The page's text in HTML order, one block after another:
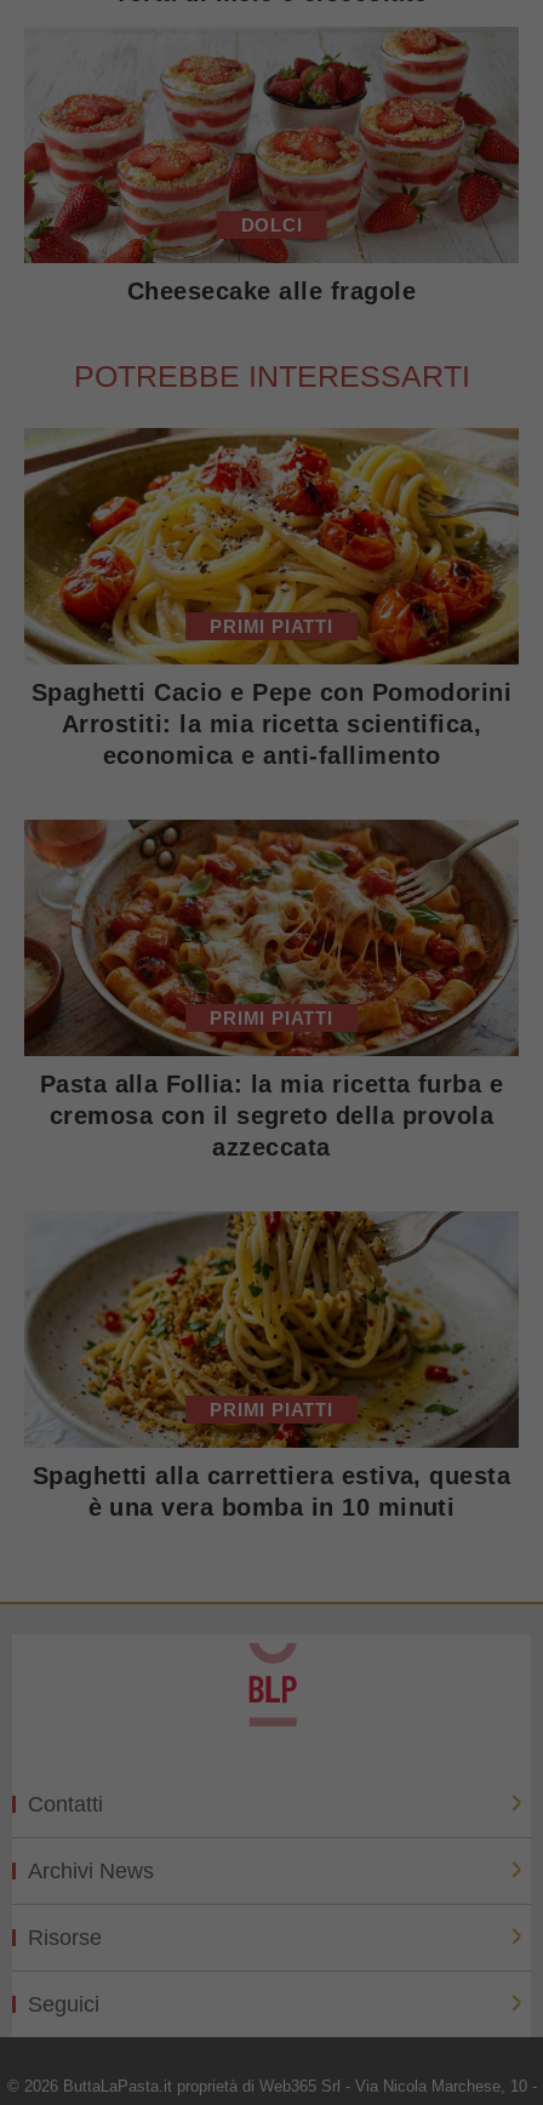
DOLCI
Cheesecake alle fragole
POTREBBE INTERESSARTI
PRIMI PIATTI
Spaghetti Cacio e Pepe con Pomodorini
Arrostiti: la mia ricetta scientifica,
economica e anti-fallimento
PRIMI PIATTI
Pasta alla Follia: la mia ricetta furba e
cremosa con il segreto della provola
azzeccata
PRIMI PIATTI
Spaghetti alla carrettiera estiva, questa
è una vera bomba in 10 minuti
Contatti
Archivi News
Risorse
Seguici
© 2026 ButtaLaPasta.it proprietà di Web365 Srl - Via Nicola Marchese, 10 -